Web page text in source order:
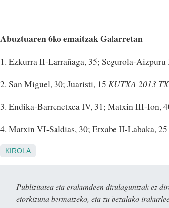
Abuztuaren 6ko emaitzak Galarretan
1. Ezkurra II-Larrañaga, 35; Segurola-
2. San Miguel, 30; Juaristi, 15 KUTXA 2013
3. Endika-Barrenetxea IV, 31; Matxin III-Ion,
4. Matxin VI-Saldias, 30; Etxabe II-Labaka, 25
KIROLA
Publizitatea eta erakundeen dirulaguntzak ez
etorkizuna bermatzeko, eta zu bezalako